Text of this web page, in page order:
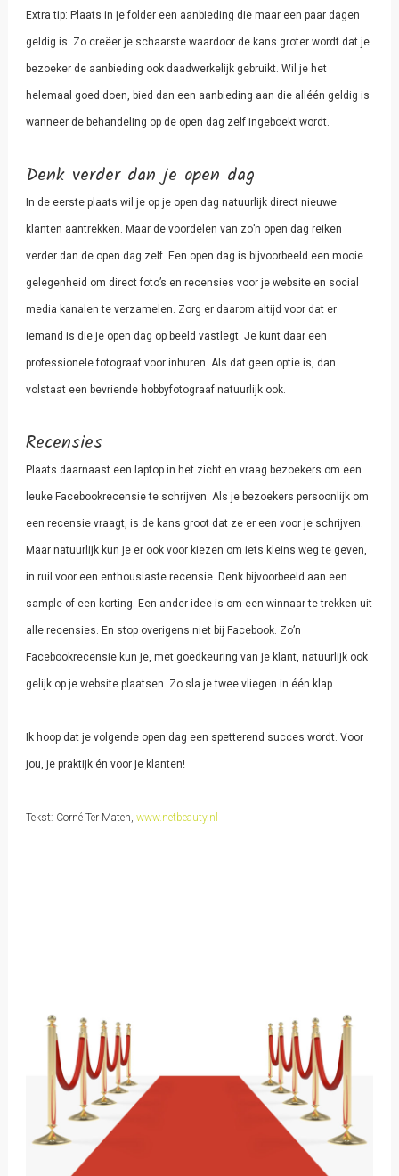
Extra tip: Plaats in je folder een aanbieding die maar een paar dagen
geldig is. Zo creëer je schaarste waardoor de kans groter wordt dat je
bezoeker de aanbieding ook daadwerkelijk gebruikt. Wil je het
helemaal goed doen, bied dan een aanbieding aan die alléén geldig is
wanneer de behandeling op de open dag zelf ingeboekt wordt.
Denk verder dan je open dag
In de eerste plaats wil je op je open dag natuurlijk direct nieuwe
klanten aantrekken. Maar de voordelen van zo’n open dag reiken
verder dan de open dag zelf. Een open dag is bijvoorbeeld een mooie
gelegenheid om direct foto’s en recensies voor je website en social
media kanalen te verzamelen. Zorg er daarom altijd voor dat er
iemand is die je open dag op beeld vastlegt. Je kunt daar een
professionele fotograaf voor inhuren. Als dat geen optie is, dan
volstaat een bevriende hobbyfotograaf natuurlijk ook.
Recensies
Plaats daarnaast een laptop in het zicht en vraag bezoekers om een
leuke Facebookrecensie te schrijven. Als je bezoekers persoonlijk om
een recensie vraagt, is de kans groot dat ze er een voor je schrijven.
Maar natuurlijk kun je er ook voor kiezen om iets kleins weg te geven,
in ruil voor een enthousiaste recensie. Denk bijvoorbeeld aan een
sample of een korting. Een ander idee is om een winnaar te trekken uit
alle recensies. En stop overigens niet bij Facebook. Zo’n
Facebookrecensie kun je, met goedkeuring van je klant, natuurlijk ook
gelijk op je website plaatsen. Zo sla je twee vliegen in één klap.
Ik hoop dat je volgende open dag een spetterend succes wordt. Voor
jou, je praktijk én voor je klanten!
Tekst: Corné Ter Maten, www.netbeauty.nl